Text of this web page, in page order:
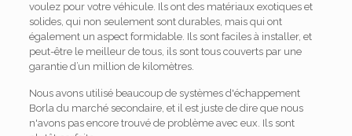
voulez pour votre véhicule. Ils ont des matériaux exotiques et
solides, qui non seulement sont durables, mais qui ont
également un aspect formidable. Ils sont faciles à installer, et
peut-être le meilleur de tous, ils sont tous couverts par une
garantie d’un million de kilomètres.
Nous avons utilisé beaucoup de systèmes d'échappement
Borla du marché secondaire, et il est juste de dire que nous
n'avons pas encore trouvé de problème avec eux. Ils sont